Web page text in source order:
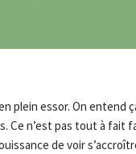
plein essor. On entend
Ce n’est pas tout à fait
de voir